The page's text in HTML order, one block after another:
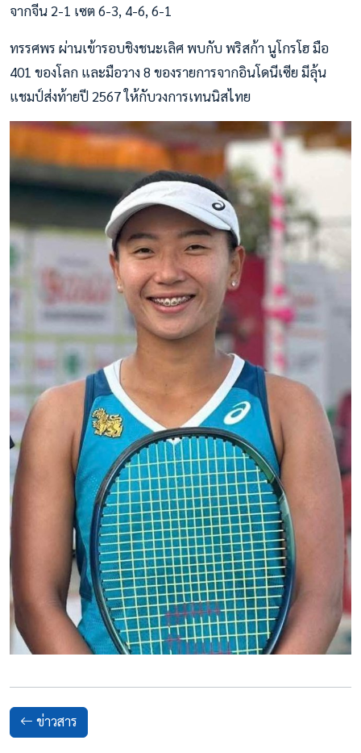
จากจีน 2-1 เซต 6-3, 4-6, 6-1
ทรรศพร ผ่านเข้ารอบชิงชนะเลิศ พบกับ พริสก้า นูโกรโฮ มือ
401 ของโลก และมือวาง 8 ของรายการจากอินโดนีเซีย มีลุ้น
แชมป์ส่งท้ายปี 2567 ให้กับวงการเทนนิสไทย
ข่าวสาร